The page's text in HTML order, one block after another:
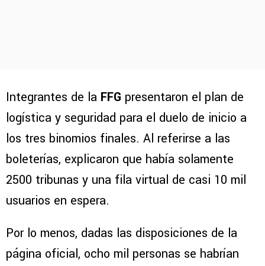
Integrantes de la FFG presentaron el plan de
logística y seguridad para el duelo de inicio a
los tres binomios finales. Al referirse a las
boleterías, explicaron que había solamente
2500 tribunas y una fila virtual de casi 10 mil
usuarios en espera.
Por lo menos, dadas las disposiciones de la
página oficial, ocho mil personas se habrían